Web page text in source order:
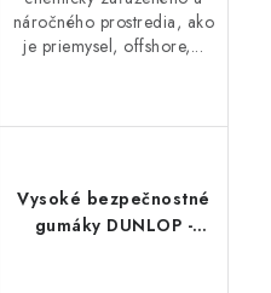
náročného prostredia, ako
je priemysel, offshore,...
Vysoké bezpečnostné
gumáky DUNLOP -